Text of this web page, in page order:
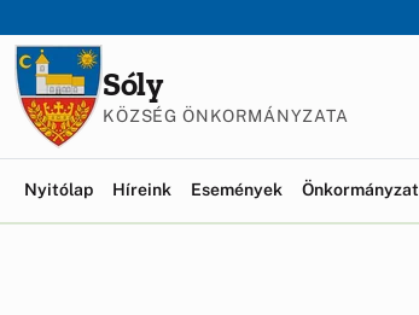
Sóly
KÖZSÉG ÖNKORMÁNYZATA
Nyitólap Híreink Események Önkormányzat